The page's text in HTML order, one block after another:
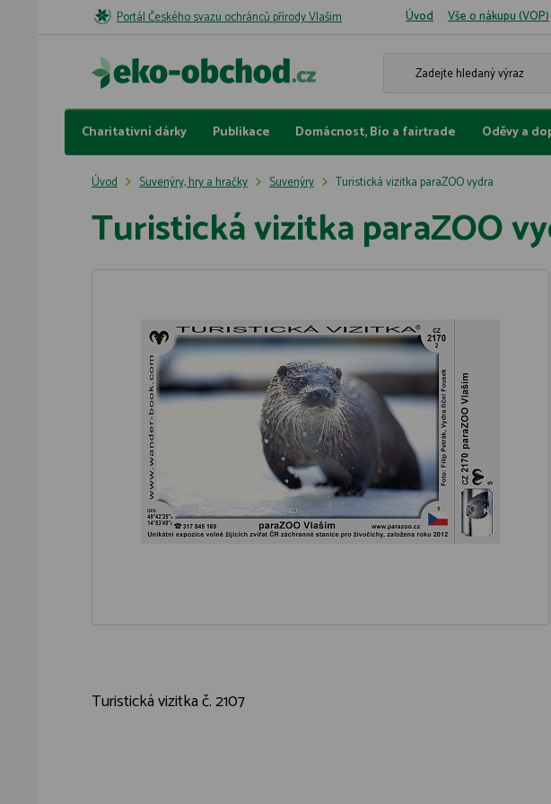
Portál Českého svazu ochránců přírody Vlašim Úvod Vše o nákupu (VOP)
Charitativní dárky Publikace Domácnost, Bio a fairtrade Oděvy a
Úvod Suvenýry, hry a hračky Suvenýry Turistická vizitka paraZOO vydra
Turistická vizitka paraZOO
Turistická vizitka č. 2107